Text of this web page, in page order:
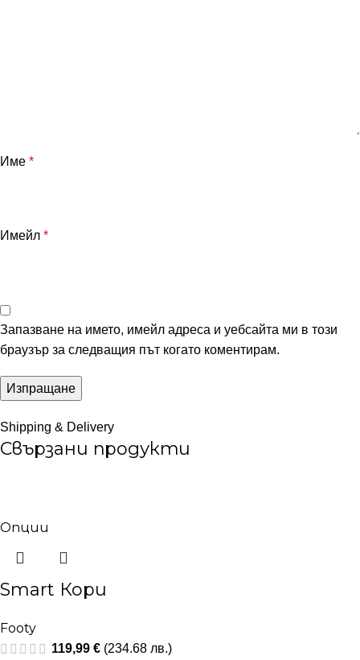
Име *
Имейл *
Запазване на името, имейл адреса и уебсайта ми в този
браузър за следващия път когато коментирам.
Shipping & Delivery
Свързани продукти
Опции
Smart Кори
Footy
119,99 € (234.68 лв.)